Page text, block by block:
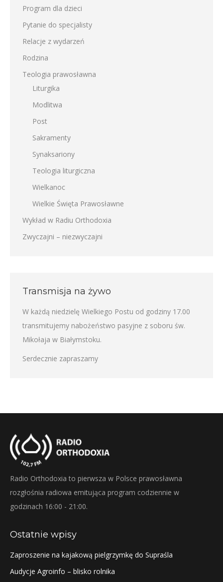
Program dla dzieci
Pytanie do specjalisty
Relacje z wydarzeń
Rodzina
Teologia prawosławna
Liturgika
Modlitwa
Post
Sakramenty
Synaksariony
Teologia liturgiczna
Wielkanoc
Wielkie Święta Prawosławne
Wykład w Radiu Orthodoxia
Zwyczajni – niezwyczajni
Transmisja na żywo
W każdą niedzielę Wielkiego Postu od godziny 17.00
transmitujemy nabożeństwo pasyjne z soboru św.
Mikołaja w Białymstoku.
Serdecznie zapraszamy
Radio Orthodoxia to pierwsza w Polsce prawosławna
rozgłośnia radiowa emitująca program codziennie w
godzinach 16:00 - 21:00.
Ostatnie wpisy
Zaproszenie na kajakową pielgrzymkę do Supraśla
Audycje Agroinfo – blisko rolnika